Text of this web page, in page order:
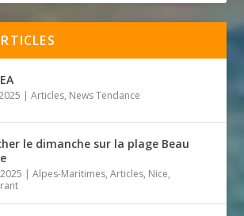
|Articles, News Tendance
le dimanche sur la plage Beau
|Alpes-Maritimes,Articles, Nice,